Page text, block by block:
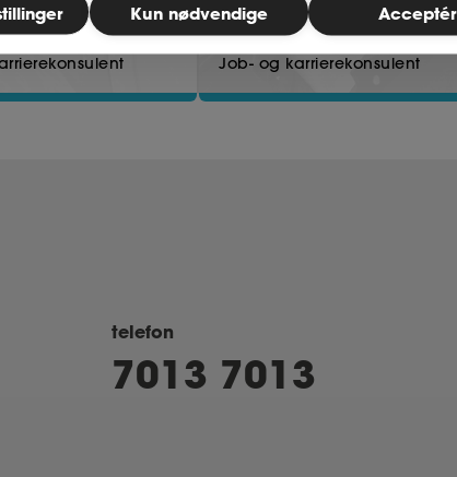
Mads Kirketorp
Job- og karrierekonsulent
telefon
7013 7013
Kun nødvendige Acceptér